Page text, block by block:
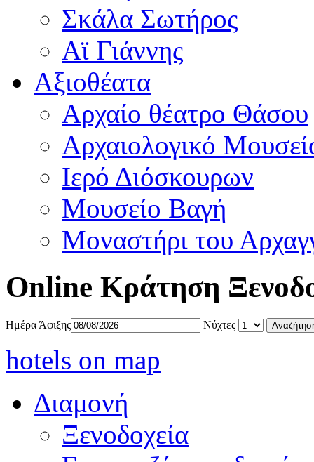
Σκάλα Σωτήρος
Αϊ Γιάννης
Αξιοθέατα
Αρχαίο θέατρο Θάσου
Αρχαιολογικό
Ιερό Διόσκουρων
Μουσείο Βαγή
Μοναστήρι του
Online Κράτηση
Ημέρα Άφιξης Νύχτες
hotels on map
Διαμονή
Ξενοδοχεία